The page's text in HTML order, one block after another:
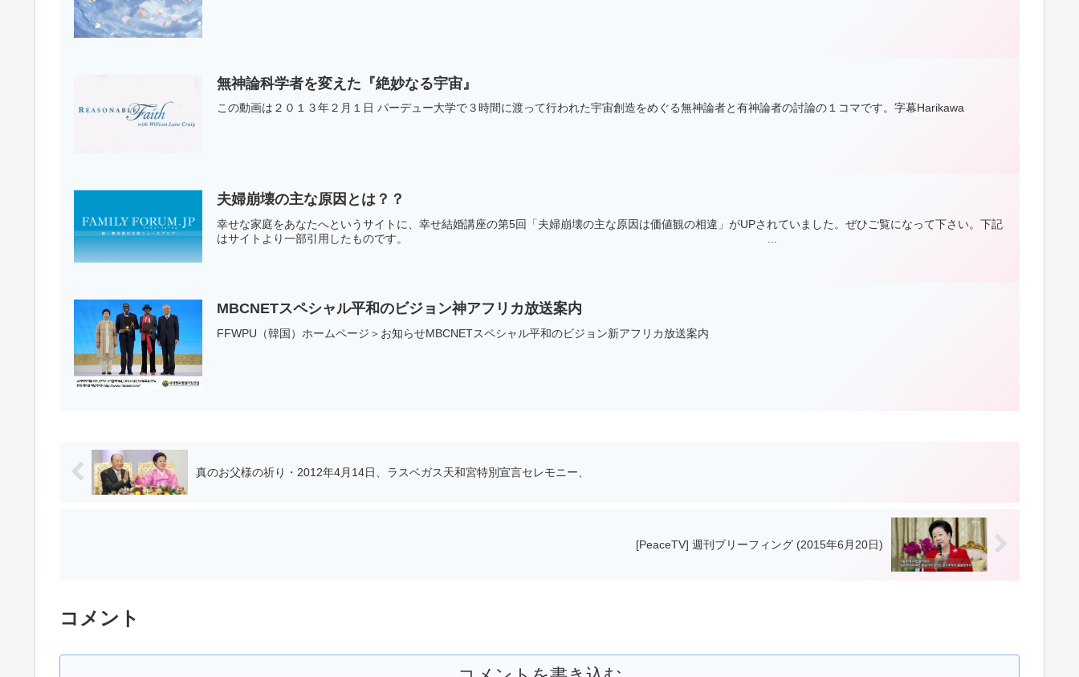
無神論科学者を変えた『絶妙なる宇宙』
この動画は２０１３年２月１日 パーデュー大学で３時間に渡って行われた宇宙創造をめぐる無神論者と有神論者の討論の１コマです。字幕Harikawa
夫婦崩壊の主な原因とは？？
幸せな家庭をあなたへというサイトに、幸せ結婚講座の第5回「夫婦崩壊の主な原因は価値観の相違」がUPされていました。ぜひご覧になって下さい。下記
はサイトより一部引用したものです。 ...
MBCNETスペシャル平和のビジョン神アフリカ放送案内
FFWPU（韓国）ホームページ＞お知らせMBCNETスペシャル平和のビジョン新アフリカ放送案内
真のお父様の祈り・2012年4月14日、ラスベガス天和宮特別宣言セレモニー、
[PeaceTV] 週刊ブリーフィング (2015年6月20日)
コメント